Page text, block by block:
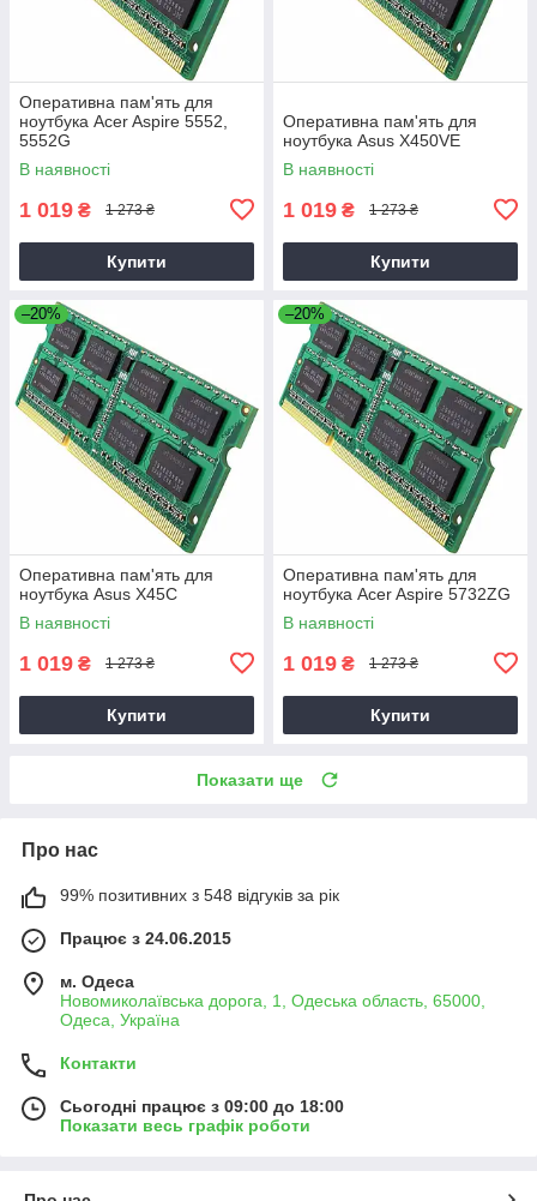
Оперативна пам'ять для
ноутбука Acer Aspire 5552,
5552G
В наявності
1 019 ₴ 1 273 ₴
Купити
Оперативна пам'ять для
ноутбука Asus X450VE
В наявності
1 019 ₴ 1 273 ₴
Купити
–20%
Оперативна пам'ять для
ноутбука Asus X45C
В наявності
1 019 ₴ 1 273 ₴
Купити
–20%
Оперативна пам'ять для
ноутбука Acer Aspire 5732ZG
В наявності
1 019 ₴ 1 273 ₴
Купити
Показати ще
Про нас
99% позитивних з 548 відгуків за рік
Працює з 24.06.2015
м. Одеса
Новомиколаївська дорога, 1, Одеська область, 65000,
Одеса, Україна
Контакти
Сьогодні працює з 09:00 до 18:00
Показати весь графік роботи